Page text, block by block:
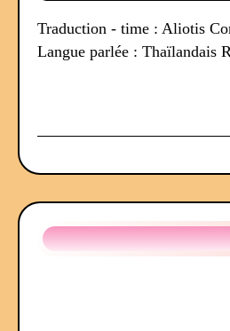
Traduction - time : Aliotis
Langue parlée : Thaïlandais